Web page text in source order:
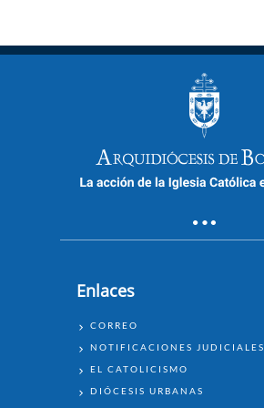
Enlaces
ENLACES
CORREO
NOTIFICACIONES JUDICIALES
EL CATOLICISMO
DIÓCESIS URBANAS